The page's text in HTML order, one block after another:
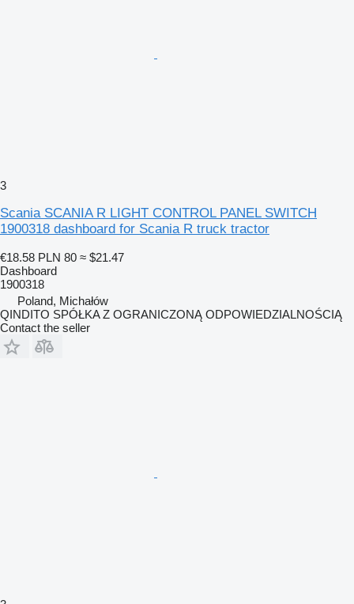
3
Scania SCANIA R LIGHT CONTROL PANEL SWITCH
1900318 dashboard for Scania R truck tractor
€18.58 PLN 80 ≈ $21.47
Dashboard
1900318
Poland, Michałów
QINDITO SPÓŁKA Z OGRANICZONĄ ODPOWIEDZIALNOŚCIĄ
Contact the seller